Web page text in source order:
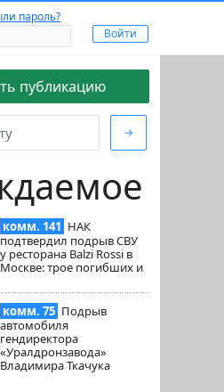
пароль?
публикацию
→
комм. 141 НАК
подтвердил подрыв СВУ
у ресторана Balzi Rossi в
Москве: трое погибших и
комм. 75 Подрыв
автомобиля
гендиректора
«Уралдронзавода»
Владимира Ткачука